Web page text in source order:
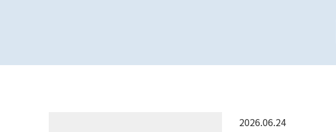
2026.06.24